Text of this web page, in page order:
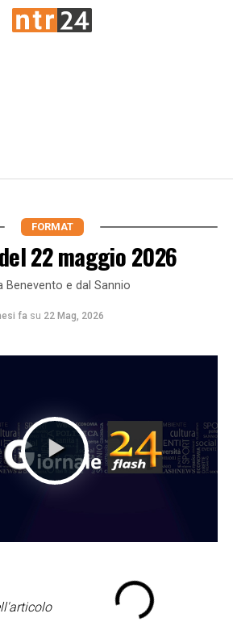
FORMAT
22 maggio 2026
Benevento e dal Sannio
fa su 22 Mag, 2026